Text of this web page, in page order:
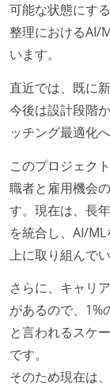
可能な状態にす
整理におけるAI/
います。
直近では、既に
今後は設計段階
ッチング最適化
このプロジェク
職者と雇用機会
す。現在は、長
を統合し、AI/
上に取り組んでい
さらに、キャリ
があるので、1%
と言われるスケ
です。
そのため現在は